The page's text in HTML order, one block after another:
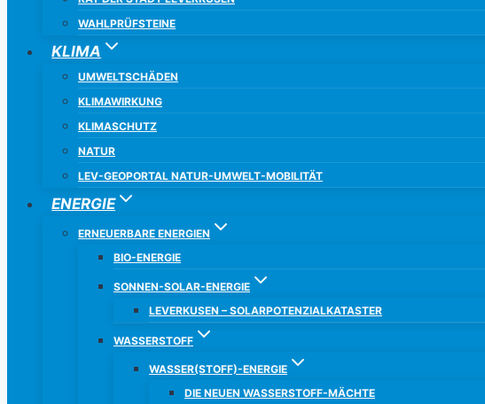
WAHLPRÜFSTEINE
KLIMA
UMWELTSCHÄDEN
KLIMAWIRKUNG
KLIMASCHUTZ
NATUR
LEV-GEOPORTAL NATUR-UMWELT-MOBILITÄT
ENERGIE
ERNEUERBARE ENERGIEN
BIO-ENERGIE
SONNEN-SOLAR-ENERGIE
LEVERKUSEN – SOLARPOTENZIALKATASTER
WASSERSTOFF
WASSER(STOFF)-ENERGIE
DIE NEUEN WASSERSTOFF-MÄCHTE